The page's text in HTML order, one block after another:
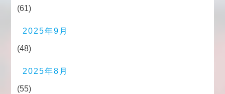
(61)
2025年9月
(48)
2025年8月
(55)